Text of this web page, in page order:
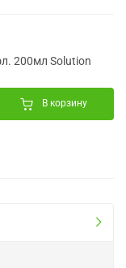
200мл Solution
В корзину